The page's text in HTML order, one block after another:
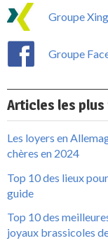
Groupe
Groupe
Articles les
Les loyers en
chères en 2024
Top 10 des lieux
guide
Top 10 des
joyaux brassicoles